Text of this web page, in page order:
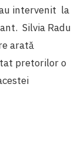
intervenit la
Silvia Radu
arată
pretorilor o